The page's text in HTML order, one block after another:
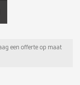
een offerte op maat